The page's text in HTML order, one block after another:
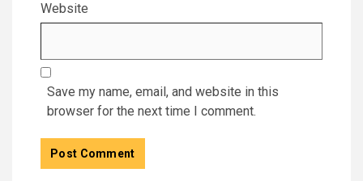
Website
Save my name, email, and website in this
browser for the next time I comment.